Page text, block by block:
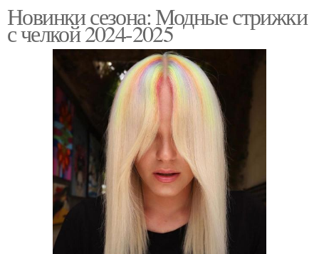
Новинки сезона: Модные стрижки
с челкой 2024-2025